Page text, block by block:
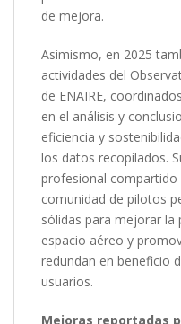
de mejora.
Asimismo, en 2025
actividades del
de ENAIRE,
en el análisis y
eficiencia y
los datos recopilados.
profesional
comunidad de pilotos
sólidas para mejorar la
espacio aéreo y
redundan en beneficio
usuarios.
Mejoras reportadas